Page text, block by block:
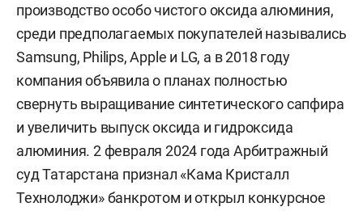
производство особо чистого оксида алюминия,
среди предполагаемых покупателей назывались
Samsung, Philips, Apple и LG, а в 2018 году
компания объявила о планах полностью
свернуть выращивание синтетического сапфира
и увеличить выпуск оксида и гидроксида
алюминия. 2 февраля 2024 года Арбитражный
суд Татарстана признал «Кама Кристалл
Технолоджи» банкротом и открыл конкурсное